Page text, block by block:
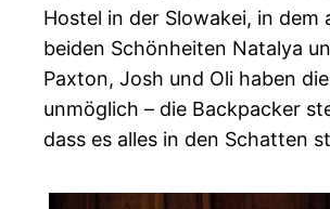
Hostel in der Slowakei, in
beiden Schönheiten Natalya
Paxton, Josh und Oli haben
unmöglich – die Backpacker
dass es alles in den Schatten